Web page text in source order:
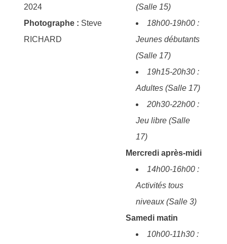
2024
Photographe : Steve
RICHARD
(Salle 15)
18h00-19h00 :
Jeunes débutants
(Salle 17)
19h15-20h30 :
Adultes (Salle 17)
20h30-22h00 :
Jeu libre (Salle
17)
Mercredi après-midi
14h00-16h00 :
Activités tous
niveaux (Salle 3)
Samedi matin
10h00-11h30 :